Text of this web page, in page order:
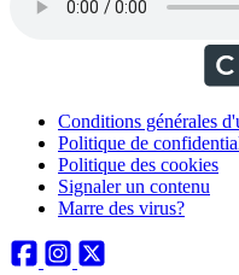
Conditions générales
Politique de
Politique des cookies
Signaler un contenu
Marre des virus?